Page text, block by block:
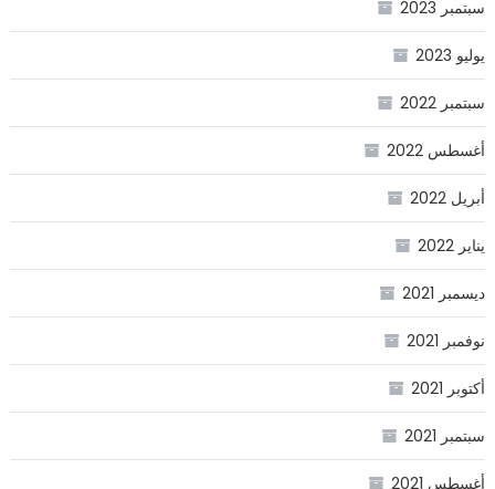
سبتمبر 2023
يوليو 2023
سبتمبر 2022
أغسطس 2022
أبريل 2022
يناير 2022
ديسمبر 2021
نوفمبر 2021
أكتوبر 2021
سبتمبر 2021
أغسطس 2021